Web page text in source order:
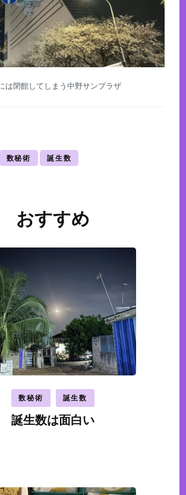
は閉館してしまう中野サンプラザ
数秘術 誕生数
おすすめ
数秘術 誕生数
誕生数は面白い